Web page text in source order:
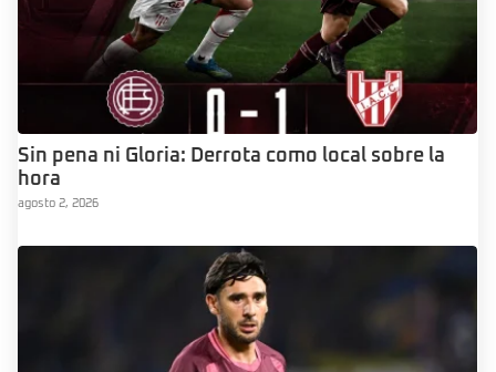
Sin pena ni Gloria: Derrota como local sobre la
hora
agosto 2, 2026